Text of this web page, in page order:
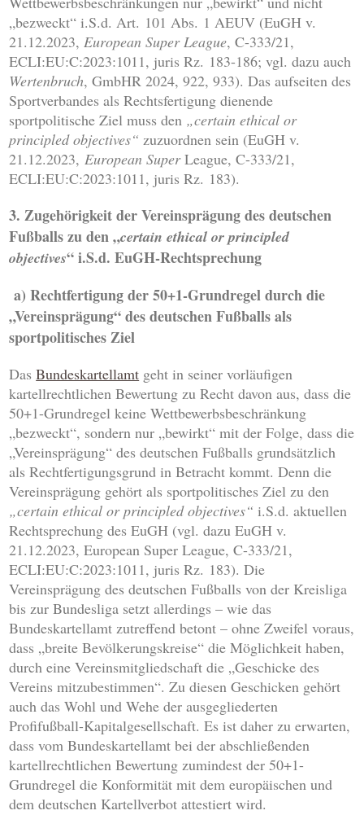
„bezweckt“ i.S.d. Art. 101 Abs. 1 AEUV (EuGH v.
21.12.2023,European Super League, C-333/21,
ECLI:EU:C:2023:1011, juris Rz. 183-186; vgl. dazu auch
Wertenbruch, GmbHR 2024, 922, 933). Das aufseiten des
Sportverbandes als Rechtsfertigung dienende
sportpolitische Ziel muss den „certain ethical or
principled objectives“ zuzuordnen sein (EuGH v.
21.12.2023,European SuperLeague, C-333/21,
ECLI:EU:C:2023:1011, juris Rz. 183).
3. Zugehörigkeit der Vereinsprägung des deutschen
Fußballs zu den „certain ethical or principled
objectives“ i.S.d. EuGH-Rechtsprechung
a)Rechtfertigung der 50+1-Grundregel durch die
„Vereinsprägung“ des deutschen Fußballs als
sportpolitisches Ziel
DasBundeskartellamt geht in seiner vorläufigen
kartellrechtlichen Bewertung zu Recht davon aus, dass die
50+1-Grundregel keine Wettbewerbsbeschränkung
„bezweckt“, sondern nur „bewirkt“ mit der Folge, dass die
„Vereinsprägung“ des deutschen Fußballs grundsätzlich
als Rechtfertigungsgrund in Betracht kommt. Denn die
Vereinsprägung gehört als sportpolitisches Ziel zu den
„certain ethical or principled objectives“ i.S.d. aktuellen
Rechtsprechung des EuGH (vgl. dazu EuGH v.
21.12.2023, European Super League, C-333/21,
ECLI:EU:C:2023:1011, juris Rz. 183). Die
Vereinsprägung des deutschen Fußballs von der Kreisliga
bis zur Bundesliga setzt allerdings – wie das
Bundeskartellamt zutreffend betont – ohne Zweifel voraus,
dass „breite Bevölkerungskreise“ die Möglichkeit haben,
durch eine Vereinsmitgliedschaft die „Geschicke des
Vereins mitzubestimmen“. Zu diesen Geschicken gehört
auch das Wohl und Wehe der ausgegliederten
Profifußball-Kapitalgesellschaft. Es ist daher zu erwarten,
dass vom Bundeskartellamt bei der abschließenden
kartellrechtlichen Bewertung zumindest der 50+1-
Grundregel die Konformität mit dem europäischen und
dem deutschen Kartellverbot attestiert wird.